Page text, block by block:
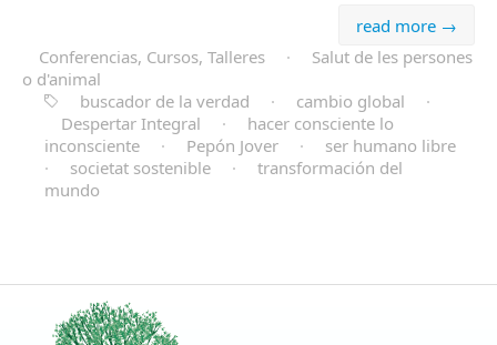
read more →
Conferencias, Cursos, Talleres
·
Salut de les persones
o d'animal
buscador de la verdad
· cambio global
·
Despertar Integral
·
hacer consciente lo
inconsciente
· Pepón Jover ·
ser humano libre
·
societat sostenible ·
transformación del
mundo